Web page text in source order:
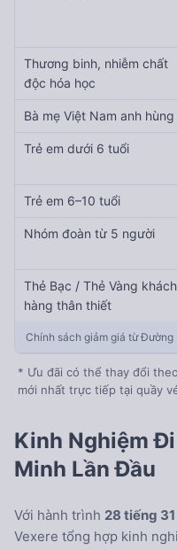
Chính sách giảm giá từ Đường
Thương binh, nhiễm chất
độc hóa học
Bà mẹ Việt Nam anh hùng
Trẻ em dưới 6 tuổi
Trẻ em 6–10 tuổi
Nhóm đoàn từ 5 người
Thẻ Bạc / Thẻ Vàng khách
hàng thân thiết
* Ưu đãi có thể thay đổi
mới nhất trực tiếp tại quầy
Kinh Nghiệm
Minh Lần Đầu
Với hành trình 28 tiếng
Vexere tổng hợp kinh